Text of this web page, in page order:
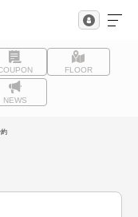
FLOOR
NEWS
約